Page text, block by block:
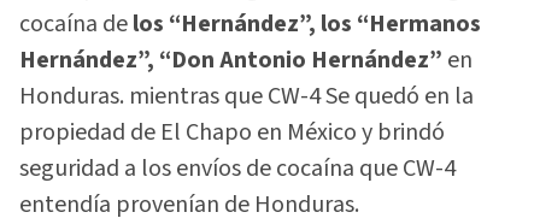
cocaína delos “Hernández”, los “Hermanos
Hernández”, “Don Antonio Hernández” en
Honduras. mientras que CW-4 Se quedó en la
propiedad de El Chapo en México y brindó
seguridad a los envíos de cocaína que CW-4
entendía provenían de Honduras.